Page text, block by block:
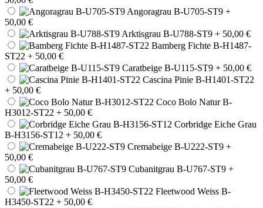
Angoragrau B-U705-ST9 +
50,00 €
Arktisgrau B-U788-ST9 + 50,00 €
Bamberg Fichte B-H1487-
ST22 + 50,00 €
Caratbeige B-U115-ST9 + 50,00 €
Cascina Pinie B-H1401-ST22
+ 50,00 €
Coco Bolo Natur B-
H3012-ST22 + 50,00 €
Corbridge Eiche Grau
B-H3156-ST12 + 50,00 €
Cremabeige B-U222-ST9 +
50,00 €
Cubanitgrau B-U767-ST9 +
50,00 €
Fleetwood Weiss B-
H3450-ST22 + 50,00 €